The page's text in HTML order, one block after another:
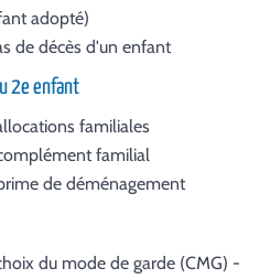
adopté)
de décès d'un enfant
2e enfant
familiales
familial
de déménagement
du mode de garde (CMG) -